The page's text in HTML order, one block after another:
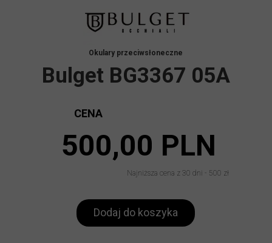
Okulary przeciwsłoneczne
Najniższa cena z 30 dni - 500 zł
CENA
Dodaj do koszyka
500,00 PLN
Bulget BG3367 05A